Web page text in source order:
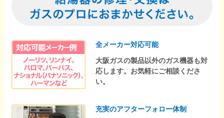
全メーカー対応可能
大阪ガスの製品以外のガス機器も対
応します。お気軽にご相談くださ
い。
充実のアフターフォロー体制